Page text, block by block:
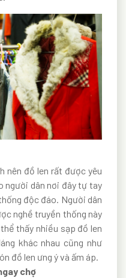
nên đồ len rất được yêu
người dân nơi đây tự tay
độc đáo. Người dân
nghề truyền thống này
thấy nhiều sạp đồ len
khác nhau cũng như
đồ len ưng ý và ấm áp.
chợ